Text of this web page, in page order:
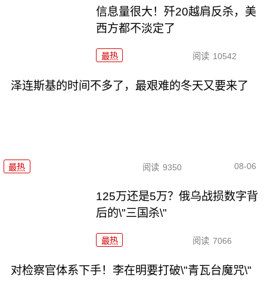
信息量很大！歼20越肩反杀，美
西方都不淡定了
最热 阅读 10542
泽连斯基的时间不多了，最艰难的冬天又要来了
最热 阅读 9350 08-06
125万还是5万？俄乌战损数字背
后的\"三国杀\"
最热 阅读 7066
对检察官体系下手！李在明要打破\"青瓦台魔咒\"